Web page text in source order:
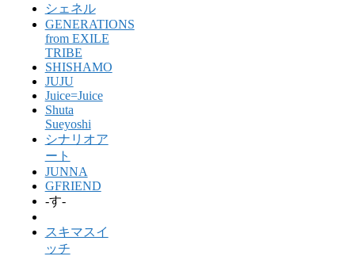
シェネル
GENERATIONS
from EXILE
TRIBE
SHISHAMO
JUJU
Juice=Juice
Shuta
Sueyoshi
シナリオア
ート
JUNNA
GFRIEND
-す-
スキマスイ
ッチ